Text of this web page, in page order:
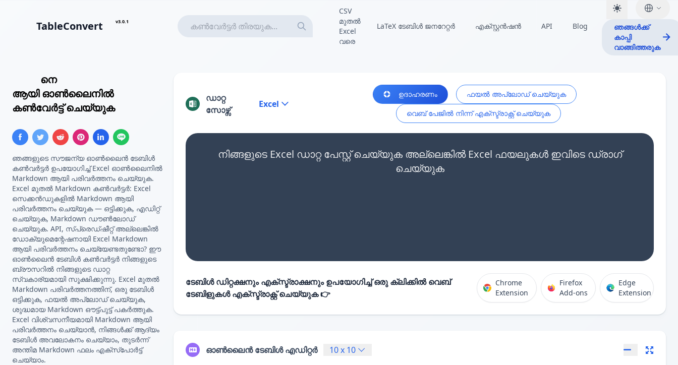
TableConvert v3.0.1
CSV
മുതൽ
Excel
വരെ
LaTeX ടേബിൾ ജനറേറ്റർ എക്സ്റ്റൻഷൻ API Blog
ഞങ്ങൾക്ക്
കാപ്പി
വാങ്ങിത്തരുക
നെ
ആയി ഓൺലൈനിൽ
കൺവേർട്ട് ചെയ്യുക
ഞങ്ങളുടെ സൗജന്യ ഓൺലൈൻ ടേബിൾ
കൺവർട്ടർ ഉപയോഗിച്ച് Excel ഓൺലൈനിൽ
Markdown ആയി പരിവർത്തനം ചെയ്യുക.
Excel മുതൽ Markdown കൺവർട്ടർ: Excel
സെക്കൻഡുകളിൽ Markdown ആയി
പരിവർത്തനം ചെയ്യുക — ഒട്ടിക്കുക, എഡിറ്റ്
ചെയ്യുക, Markdown ഡൗൺലോഡ്
ചെയ്യുക. API, സ്പ്രെഡ്ഷീറ്റ് അല്ലെങ്കിൽ
ഡോക്യുമെന്റേഷനായി Excel Markdown
ആയി പരിവർത്തനം ചെയ്യേണ്ടതുണ്ടോ? ഈ
ഓൺലൈൻ ടേബിൾ കൺവർട്ടർ നിങ്ങളുടെ
ബ്രൗസറിൽ നിങ്ങളുടെ ഡാറ്റ
സ്വകാര്യമായി സൂക്ഷിക്കുന്നു. Excel മുതൽ
Markdown പരിവർത്തനത്തിന്, ഒരു ടേബിൾ
ഒട്ടിക്കുക, ഫയൽ അപ്‌ലോഡ് ചെയ്യുക,
ശുദ്ധമായ Markdown ഔട്ട്‌പുട്ട് പകർത്തുക.
Excel വിശ്വസനീയമായി Markdown ആയി
പരിവർത്തനം ചെയ്യാൻ, നിങ്ങൾക്ക് ആദ്യം
ടേബിൾ അവലോകനം ചെയ്യാം, തുടർന്ന്
അന്തിമ Markdown ഫലം എക്സ്‌പോർട്ട്
ചെയ്യാം.
ഡാറ്റ
സോഴ്സ്
Excel
ഉദാഹരണം
ഫയൽ അപ്‌ലോഡ് ചെയ്യുക
വെബ് പേജിൽ നിന്ന് എക്സ്ട്രാക്റ്റ് ചെയ്യുക
നിങ്ങളുടെ Excel ഡാറ്റ പേസ്റ്റ് ചെയ്യുക അല്ലെങ്കിൽ Excel ഫയലുകൾ ഇവിടെ ഡ്രാഗ്
ചെയ്യുക
ടേബിൾ ഡിറ്റക്ഷനും എക്സ്ട്രാക്ഷനും ഉപയോഗിച്ച് ഒരു ക്ലിക്കിൽ വെബ്
ടേബിളുകൾ എക്സ്ട്രാക്റ്റ് ചെയ്യുക 👉
Chrome
Extension
Firefox
Add-ons
Edge
Extension
ഓൺലൈൻ ടേബിൾ എഡിറ്റർ 10x 10